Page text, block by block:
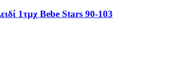
1τμχ Bebe Stars 90-103